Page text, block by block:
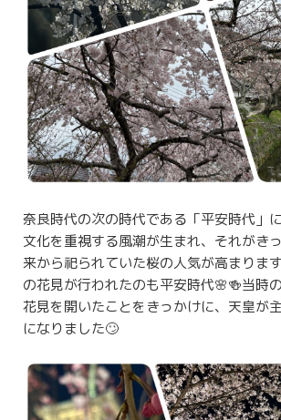
奈良時代の次の時代である「平安時代」
文化を重視する風潮が生まれ、それがき
来から祀られていた桜の人気が高まりま
の花見が行われたのも平安時代🌸🍻当時
花見を開いたことをきっかけに、天皇が
になりました🙄